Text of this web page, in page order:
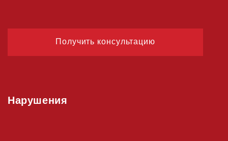
Получить консультацию
Нарушения